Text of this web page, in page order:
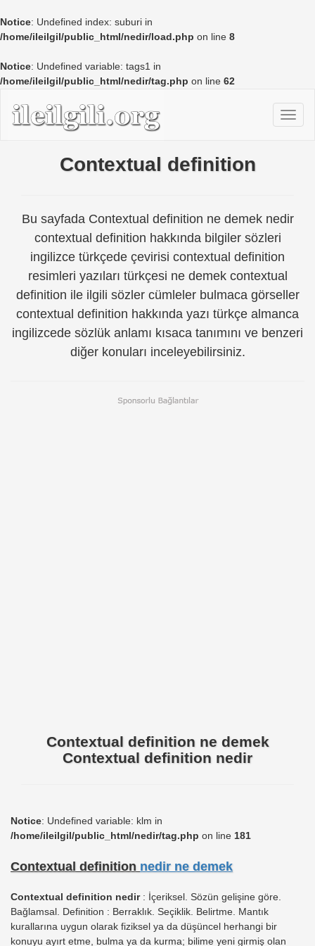
Notice: Undefined index: suburi in
/home/ileilgil/public_html/nedir/load.php on line 8
Notice: Undefined variable: tags1 in
/home/ileilgil/public_html/nedir/tag.php on line 62
Contextual definition
Bu sayfada Contextual definition ne demek nedir
contextual definition hakkında bilgiler sözleri
ingilizce türkçede çevirisi contextual definition
resimleri yazıları türkçesi ne demek contextual
definition ile ilgili sözler cümleler bulmaca görseller
contextual definition hakkında yazı türkçe almanca
ingilizcede sözlük anlamı kısaca tanımını ve benzeri
diğer konuları inceleyebilirsiniz.
Contextual definition ne demek
Contextual definition nedir
Notice: Undefined variable: klm in
/home/ileilgil/public_html/nedir/tag.php on line 181
Contextual definition nedir ne demek
Contextual definition nedir: İçeriksel. Sözün gelişine göre.
Bağlamsal. Definition : Berraklık. Seçiklik. Belirtme. Mantık
kurallarına uygun olarak fiziksel ya da düşüncel herhangi bir
konuyu ayırt etme, bulma ya da kurma; bilime yeni girmiş olan